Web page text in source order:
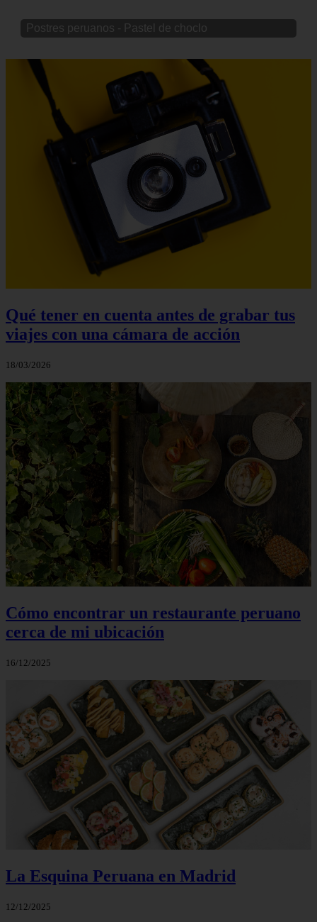
Postres peruanos - Pastel de choclo
Qué tener en cuenta antes de grabar tus
viajes con una cámara de acción
18/03/2026
Cómo encontrar un restaurante peruano
cerca de mi ubicación
16/12/2025
La Esquina Peruana en Madrid
12/12/2025